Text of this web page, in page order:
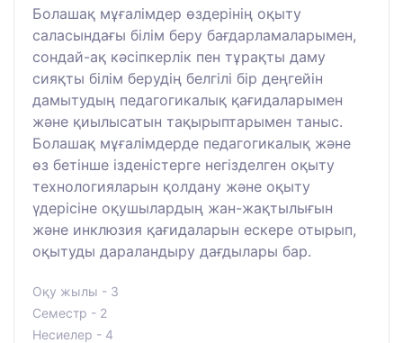
Болашақ мұғалімдер өздерінің оқыту
саласындағы білім беру бағдарламаларымен,
сондай-ақ кәсіпкерлік пен тұрақты даму
сияқты білім берудің белгілі бір деңгейін
дамытудың педагогикалық қағидаларымен
және қиылысатын тақырыптарымен таныс.
Болашақ мұғалімдерде педагогикалық және
өз бетінше ізденістерге негізделген оқыту
технологияларын қолдану және оқыту
үдерісіне оқушылардың жан-жақтылығын
және инклюзия қағидаларын ескере отырып,
оқытуды дараландыру дағдылары бар.
Оқу жылы - 3
Семестр - 2
Несиелер - 4